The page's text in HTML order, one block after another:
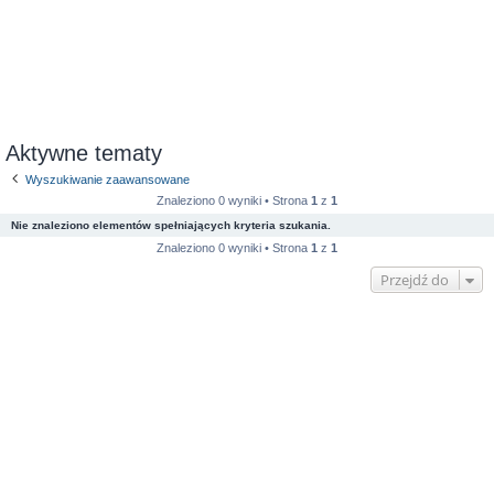
Aktywne tematy
Wyszukiwanie zaawansowane
Znaleziono 0 wyniki • Strona 1 z 1
Nie znaleziono elementów spełniających kryteria szukania.
Znaleziono 0 wyniki • Strona 1 z 1
Przejdź do